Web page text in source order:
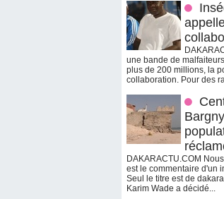
une bande de
plus de 200 millions, la
collaboration. Pour des
DAKARACTU.COM
est le commentaire d'un
Seul le titre est de
Karim Wade a décidé...